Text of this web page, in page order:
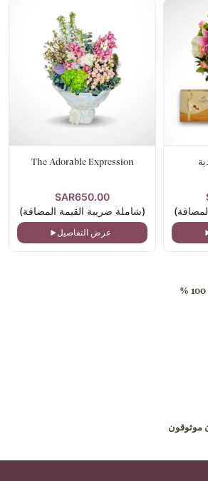
The Adorable Expression
SAR650.00
(شاملة ضريبة القيمة المضافة)
عرض التفاصيل
موثوقون